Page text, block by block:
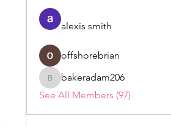
alexis smith
offshorebrian
bakeradam206
bakeradam206
See All Members (97)